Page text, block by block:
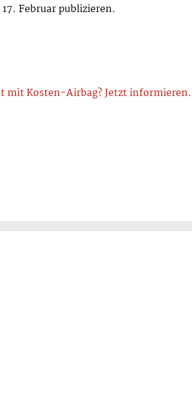
Februar publizieren.
mit Kosten-Airbag? Jetzt informieren.